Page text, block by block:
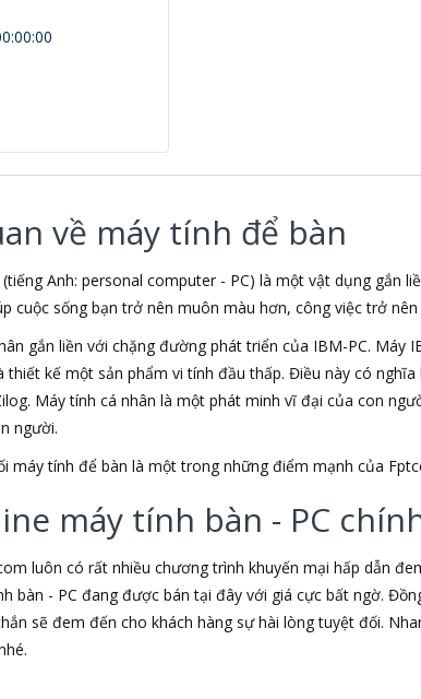
về máy tính để bàn
Anh: personal computer - PC) là một vật dụng gắn
cuộc sống bạn trở nên muôn màu hơn, công việc trở
gắn liền với chặng đường phát triển của IBM-PC.
thiết kế một sản phẩm vi tính đầu thấp. Điều này có
Máy tính cá nhân là một phát minh vĩ đại của con
người.
máy tính để bàn là một trong những điểm mạnh của
máy tính bàn - PC
luôn có rất nhiều chương trình khuyến mại hấp dẫn
bàn - PC đang được bán tại đây với giá cực bất ngờ.
sẽ đem đến cho khách hàng sự hài lòng tuyệt đối.